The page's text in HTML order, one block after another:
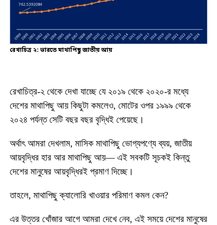
রেখাচিত্র ২: ভারতে মাথাপিছু জাতীয় আয়
রেখাচিত্র-২ থেকে দেখা যাচ্ছে যে ২০১৯ থেকে ২০২০-র মধ্যে
দেশের মাথাপিছু আয় কিছুটা কমলেও, মোটের ওপর ১৯৯৯ থেকে
২০২৪ পর্যন্ত সেটি বছর বছর বৃদ্ধিই পেয়েছে।
অর্থাৎ আমরা দেখলাম, মাসিক মাথাপিছু ভোগ্যপণ্যে ব্যয়, জাতীয়
আয়বৃদ্ধির হার আর মাথাপিছু আয়— এই সবকটি সূচকই কিন্তু
দেশের মানুষের আয়বৃদ্ধিরই প্রমাণ দিচ্ছে।
তাহলে, মাথাপিছু ক্যালোরি খাওয়ার পরিমাণ কমল কেন?
এর উত্তর খোঁজার আগে আমরা দেখে নেব, এই সময়ে দেশের মানুষের